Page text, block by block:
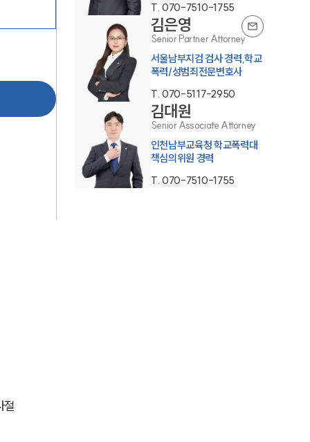
대륜의 강점
오시는 길
글로벌 파트너 로펌
고객의 소리
통합검색
AI대륜
절
T. 070-7510-1755
김은영
Senior Partner Attorney
서울남부지검 검사 경력,학교
폭력/성범죄전문변호사
T. 070-5117-2950
김대원
Senior Associate Attorney
인천남부교육청 학교폭력대
책심의위원 경력
T. 070-7510-1755